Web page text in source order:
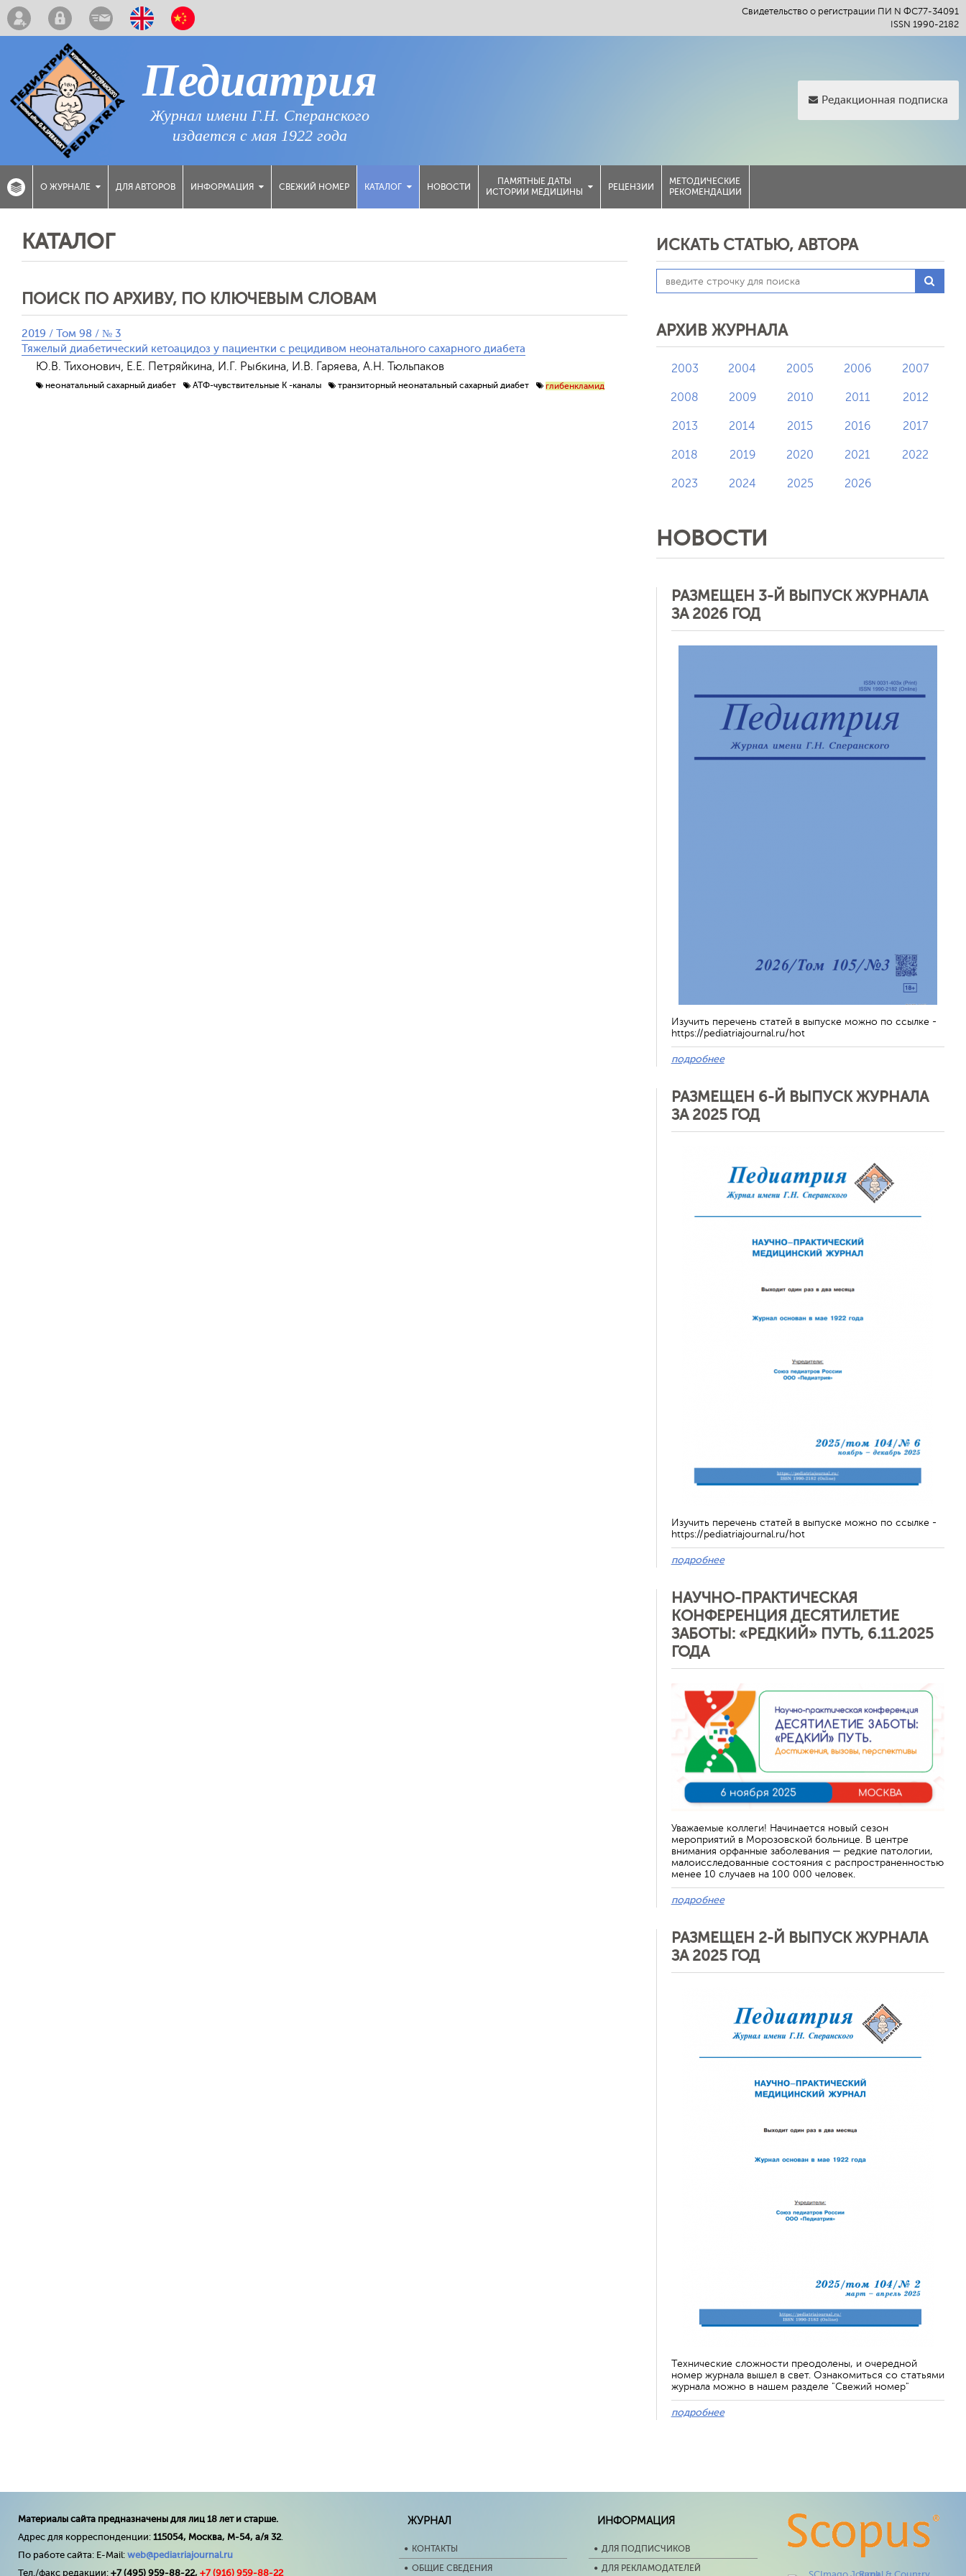
Свидетельство о регистрации ПИ N ФС77-34091
ISSN 1990-2182
Педиатрия
Журнал имени Г.Н. Сперанского
издается с мая 1922 года
Редакционная подписка
О ЖУРНАЛЕ ДЛЯ АВТОРОВ ИНФОРМАЦИЯ СВЕЖИЙ НОМЕР КАТАЛОГ НОВОСТИ
ПАМЯТНЫЕ ДАТЫ
ИСТОРИИ МЕДИЦИНЫ
РЕЦЕНЗИИ
МЕТОДИЧЕСКИЕ
РЕКОМЕНДАЦИИ
КАТАЛОГ
ПОИСК ПО АРХИВУ, ПО КЛЮЧЕВЫМ СЛОВАМ
2019 / Том 98 / № 3
Тяжелый диабетический кетоацидоз у пациентки с рецидивом неонатального сахарного диабета
Ю.В. Тихонович, Е.Е. Петряйкина, И.Г. Рыбкина, И.В. Гаряева, А.Н. Тюльпаков
неонатальный сахарный диабет АТФ-чувствительные К -каналы транзиторный неонатальный сахарный диабет глибенкламид
ИСКАТЬ СТАТЬЮ, АВТОРА
АРХИВ ЖУРНАЛА
2003 2004 2005 2006 2007
2008 2009 2010 2011 2012
2013 2014 2015 2016 2017
2018 2019 2020 2021 2022
2023 2024 2025 2026
НОВОСТИ
РАЗМЕЩЕН 3-Й ВЫПУСК ЖУРНАЛА
ЗА 2026 ГОД
Изучить перечень статей в выпуске можно по ссылке -
https://pediatriajournal.ru/hot
подробнее
РАЗМЕЩЕН 6-Й ВЫПУСК ЖУРНАЛА
ЗА 2025 ГОД
Изучить перечень статей в выпуске можно по ссылке -
https://pediatriajournal.ru/hot
подробнее
НАУЧНО-ПРАКТИЧЕСКАЯ
КОНФЕРЕНЦИЯ ДЕСЯТИЛЕТИЕ
ЗАБОТЫ: «РЕДКИЙ» ПУТЬ, 6.11.2025
ГОДА
Уважаемые коллеги! Начинается новый сезон
мероприятий в Морозовской больнице. В центре
внимания орфанные заболевания — редкие патологии,
малоисследованные состояния с распространенностью
менее 10 случаев на 100 000 человек.
подробнее
РАЗМЕЩЕН 2-Й ВЫПУСК ЖУРНАЛА
ЗА 2025 ГОД
Технические сложности преодолены, и очередной
номер журнала вышел в свет. Ознакомиться со статьями
журнала можно в нашем разделе "Свежий номер"
подробнее
Материалы сайта предназначены для лиц 18 лет и старше.
Адрес для корреспонденции: 115054, Москва, М-54, а/я 32.
По работе сайта: E-Mail: web@pediatriajournal.ru
Тел./факс редакции: +7 (495) 959-88-22, +7 (916) 959-88-22
ЖУРНАЛ
КОНТАКТЫ
ОБЩИЕ СВЕДЕНИЯ
ИНФОРМАЦИЯ
ДЛЯ ПОДПИСЧИКОВ
ДЛЯ РЕКЛАМОДАТЕЛЕЙ
Обратная связь
Отменить